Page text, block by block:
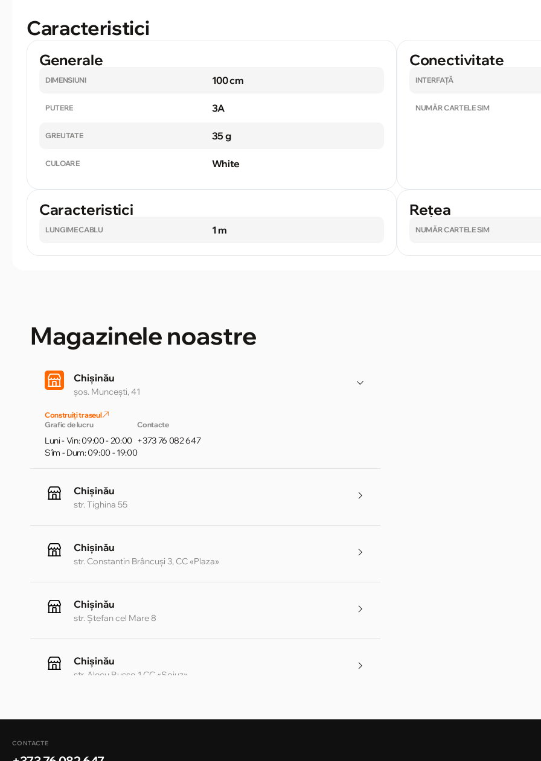
Caracteristici
Generale
DIMENSIUNI 100 cm
PUTERE 3A
GREUTATE 35 g
CULOARE White
Conectivitate
INTERFAȚĂ
NUMĂR CARTELE SIM
Caracteristici
LUNGIME CABLU 1 m
Rețea
NUMĂR CARTELE SIM
Magazinele noastre
Chișinău
șos. Muncești, 41
Construiți traseul
Grafic de lucru
Luni - Vin: 09:00 - 20:00
Sîm - Dum: 09:00 - 19:00
Contacte
+373 76 082 647
Chișinău
str. Tighina 55
Chișinău
str. Constantin Brâncuși 3, CC «Plaza»
Chișinău
str. Ștefan cel Mare 8
Chișinău
str. Alecu Russo 1 CC «Soiuz»
Chișinău
CONTACTE